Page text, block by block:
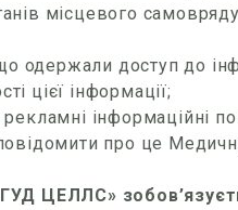
місцевого
одержали доступ до
цієї інформації;
інформаційні
про це
ЦЕЛЛС»